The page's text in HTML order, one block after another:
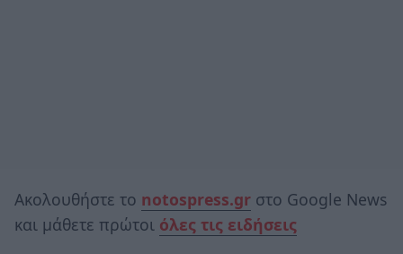
Ακολουθήστε το notospress.gr στο Google News
και μάθετε πρώτοι όλες τις ειδήσεις